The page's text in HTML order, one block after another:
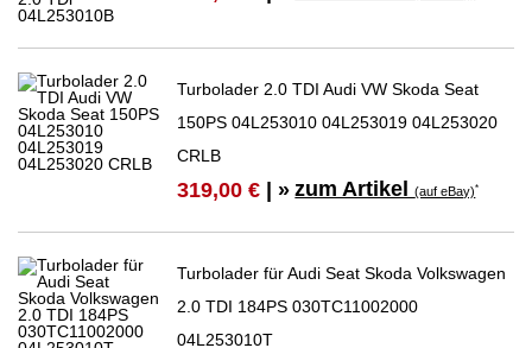
Turbolader 2.0 TDI Audi VW Skoda Seat
150PS 04L253010 04L253019 04L253020
CRLB
319,00 € | » zum Artikel(auf eBay)*
Turbolader für Audi Seat Skoda Volkswagen
2.0 TDI 184PS 030TC11002000
04L253010T